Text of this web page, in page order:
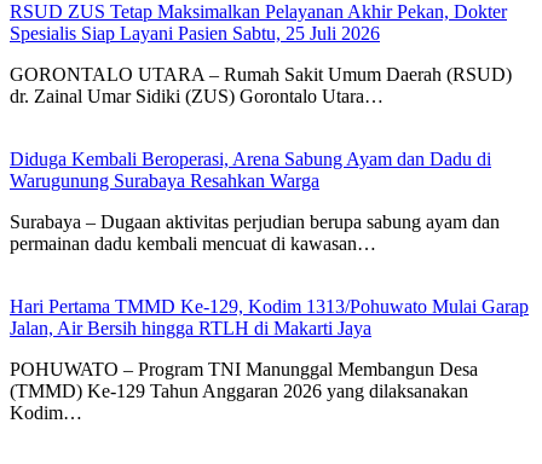
RSUD ZUS Tetap Maksimalkan Pelayanan Akhir Pekan, Dokter
Spesialis Siap Layani Pasien Sabtu, 25 Juli 2026
GORONTALO UTARA – Rumah Sakit Umum Daerah (RSUD)
dr. Zainal Umar Sidiki (ZUS) Gorontalo Utara…
Diduga Kembali Beroperasi, Arena Sabung Ayam dan Dadu di
Warugunung Surabaya Resahkan Warga
Surabaya – Dugaan aktivitas perjudian berupa sabung ayam dan
permainan dadu kembali mencuat di kawasan…
Hari Pertama TMMD Ke-129, Kodim 1313/Pohuwato Mulai Garap
Jalan, Air Bersih hingga RTLH di Makarti Jaya
POHUWATO – Program TNI Manunggal Membangun Desa
(TMMD) Ke-129 Tahun Anggaran 2026 yang dilaksanakan
Kodim…